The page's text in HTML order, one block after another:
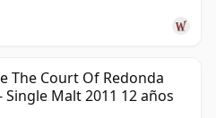
The Court Of Redonda
Single Malt 2011 12 años